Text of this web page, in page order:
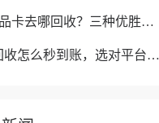
沃尔玛礼品卡去哪回收？三种优胜途径推荐
京东e卡回收怎么秒到账，选对平台是关键